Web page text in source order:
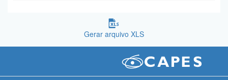
Gerar arquivo XLS